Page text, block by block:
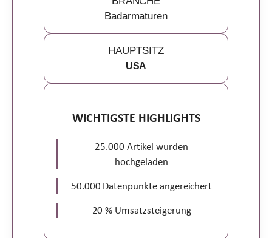
Badarmaturen
HAUPTSITZ
USA
WICHTIGSTE HIGHLIGHTS
25.000 Artikel wurden
hochgeladen
50.000 Datenpunkte angereichert
20 % Umsatzsteigerung